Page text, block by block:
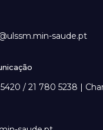
saude.pt
/ 21 780 5238 |